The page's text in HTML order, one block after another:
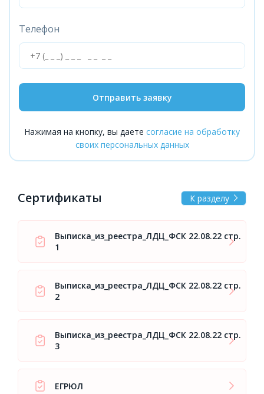
Телефон
Отправить заявку
Нажимая на кнопку, вы даете согласие на обработку
своих персональных данных
Сертификаты К разделу
Выписка_из_реестра_ЛДЦ_ФСК 22.08.22 стр.
1
Выписка_из_реестра_ЛДЦ_ФСК 22.08.22 стр.
2
Выписка_из_реестра_ЛДЦ_ФСК 22.08.22 стр.
3
ЕГРЮЛ